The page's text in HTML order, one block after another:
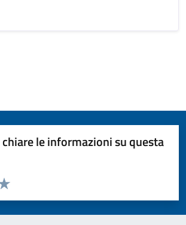
le informazioni su questa
la pagina
5 stelle su 5
4 stelle su 5
su 5
su 5
5